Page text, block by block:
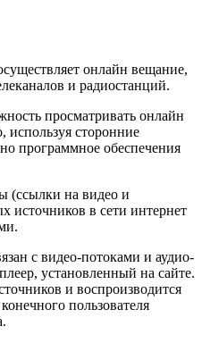
онлайн вещание,
и радиостанций.
просматривать онлайн
сторонние
программное обеспечения
(ссылки на видео и
источников в сети интернет
с видео-потоками и аудио-
установленный на сайте.
и воспроизводится
пользователя